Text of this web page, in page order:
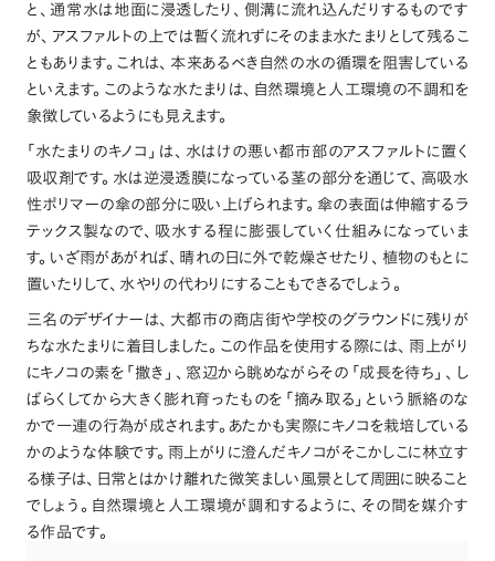
と 、 通常水は地面に浸透したり 、 側溝に流れ込んだりするものです
が、 アスファルトの上では暫く流れずにそのまま水たまりとして残るこ
ともあります。 これは、 本来あるべき自然の水の循環を阻害している
といえます。 このような水たまりは、 自然環境と人工環境の不調和を
象徴しているようにも見えます。
「 水たまりのキノコ 」 は、 水はけの悪い都市部のアスファルトに置く
吸収剤です。 水は逆浸透膜になっている茎の部分を通じて、 高吸水
性ポリマーの傘の部分に吸い上げられます。 傘の表面は伸縮するラ
テックス製なので、 吸水する程に膨張していく仕組みになっていま
す。 いざ雨があがれば 、 晴れの日に外で乾燥させたり 、 植物のもとに
置いたりして、 水やりの代わりにすることもできるでしょう 。
三名のデザイナーは、 大都市の商店街や学校のグラウンドに残りが
ちな水たまりに着目しました。 この作品を使用する際には、 雨上がり
にキノコの素を 「 撒き 」 、 窓辺から眺めながらその 「 成長を待ち 」 、 し
ばらくしてから大きく膨れ育ったものを 「 摘み取る 」 という脈絡のな
かで一連の行為が成されます。 あたかも実際にキノコを栽培している
かのような体験です。 雨上がりに澄んだキノコがそこかしこに林立す
る様子は、 日常とはかけ離れた微笑ましい風景として周囲に映ること
でしょう 。 自然環境と人工環境が調和するように、 その間を媒介す
る作品です。